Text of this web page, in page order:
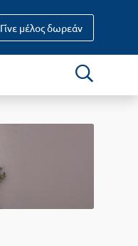
Γίνε μέλος δωρεάν